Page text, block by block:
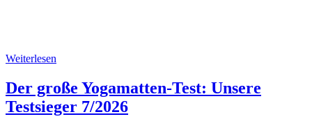
Weiterlesen
Der große Yogamatten-Test: Unsere
Testsieger 7/2026